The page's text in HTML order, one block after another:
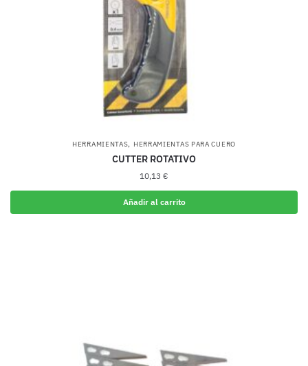
HERRAMIENTAS, HERRAMIENTAS PARA CUERO
CUTTER ROTATIVO
10,13 €
Añadir al carrito